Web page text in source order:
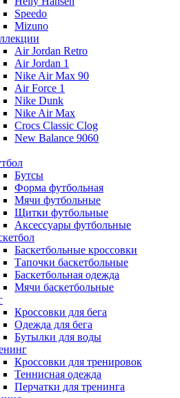
Speedo
Mizuno
Air Jordan Retro
Air Jordan 1
Nike Air Max 90
Air Force 1
Nike Dunk
Nike Air Max
Crocs Classic Clog
New Balance 9060
Бутсы
Форма футбольная
Мячи футбольные
Щитки футбольные
Аксессуары футбольные
Баскетбольные кроссовки
Тапочки баскетбольные
Баскетбольная одежда
Мячи баскетбольные
Кроссовки для бега
Одежда для бега
Бутылки для воды
Кроссовки для тренировок
Теннисная одежда
Перчатки для тренинга